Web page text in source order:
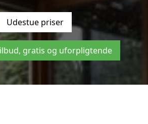
Udestue priser
gratis og uforpligtende